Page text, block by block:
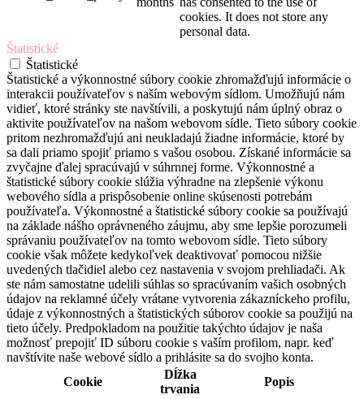
cookies. It does not store any
personal data.
Štatistické
Štatistické
Štatistické a výkonnostné súbory cookie zhromažďujú informácie o
interakcii používateľov s naším webovým sídlom. Umožňujú nám
vidieť, ktoré stránky ste navštívili, a poskytujú nám úplný obraz o
aktivite používateľov na našom webovom sídle. Tieto súbory cookie
pritom nezhromažďujú ani neukladajú žiadne informácie, ktoré by
sa dali priamo spojiť priamo s vašou osobou. Získané informácie sa
zvyčajne ďalej spracúvajú v súhrnnej forme. Výkonnostné a
štatistické súbory cookie slúžia výhradne na zlepšenie výkonu
webového sídla a prispôsobenie online skúsenosti potrebám
používateľa. Výkonnostné a štatistické súbory cookie sa používajú
na základe nášho oprávneného záujmu, aby sme lepšie porozumeli
správaniu používateľov na tomto webovom sídle. Tieto súbory
cookie však môžete kedykoľvek deaktivovať pomocou nižšie
uvedených tlačidiel alebo cez nastavenia v svojom prehliadači. Ak
ste nám samostatne udelili súhlas so spracúvaním vašich osobných
údajov na reklamné účely vrátane vytvorenia zákazníckeho profilu,
údaje z výkonnostných a štatistických súborov cookie sa použijú na
tieto účely. Predpokladom na použitie takýchto údajov je naša
možnosť prepojiť ID súboru cookie s vaším profilom, napr. keď
navštívite naše webové sídlo a prihlásite sa do svojho konta.
Cookie
Dĺžka
trvania
Popis